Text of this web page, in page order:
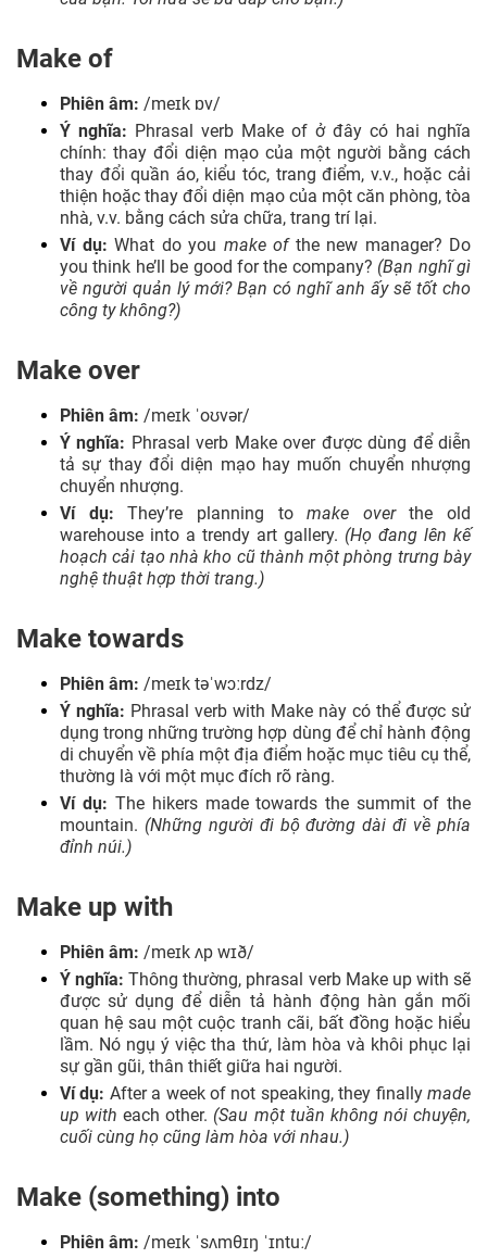
Make of
Phiên âm: /meɪk ɒv/
Ý nghĩa: Phrasal verb Make of ở đây có hai nghĩa
chính: thay đổi diện mạo của một người bằng cách
thay đổi quần áo, kiểu tóc, trang điểm, v.v., hoặc cải
thiện hoặc thay đổi diện mạo của một căn phòng, tòa
nhà, v.v. bằng cách sửa chữa, trang trí lại.
Ví dụ: What do you make ofthe new manager? Do
you think he’ll be good for the company? (Bạn nghĩ gì
về người quản lý mới? Bạn có nghĩ anh ấy sẽ tốt cho
công ty không?)
Make over
Phiên âm: /meɪk ˈoʊvər/
Ý nghĩa: Phrasal verb Make over được dùng để diễn
tả sự thay đổi diện mạo hay muốn chuyển nhượng
chuyển nhượng.
Ví dụ:They’re planning tomake overthe old
warehouse into a trendy art gallery. (Họ đang lên kế
hoạch cải tạo nhà kho cũ thành một phòng trưng bày
nghệ thuật hợp thời trang.)
Make towards
Phiên âm: /meɪk təˈwɔːrdz/
Ý nghĩa: Phrasal verb with Make này có thể được sử
dụng trong những trường hợp dùng để chỉ hành động
di chuyển về phía một địa điểm hoặc mục tiêu cụ thể,
thường là với một mục đích rõ ràng.
Ví dụ: The hikers made towards the summit of the
mountain. (Những người đi bộ đường dài đi về phía
đỉnh núi.)
Make up with
Phiên âm: /meɪk ʌp wɪð/
Ý nghĩa: Thông thường, phrasal verb Make up with sẽ
được sử dụng để diễn tả hành động hàn gắn mối
quan hệ sau một cuộc tranh cãi, bất đồng hoặc hiểu
lầm. Nó ngụ ý việc tha thứ, làm hòa và khôi phục lại
sự gần gũi, thân thiết giữa hai người.
Ví dụ: After a week of not speaking, they finallymade
up with each other. (Sau một tuần không nói chuyện,
cuối cùng họ cũng làm hòa với nhau.)
Make (something) into
Phiên âm: /meɪk ˈsʌmθɪŋ ˈɪntuː/